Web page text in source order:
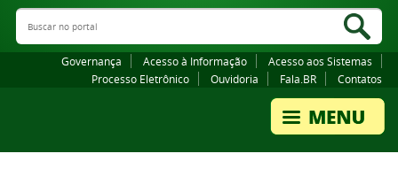
Canais
Buscar no portal
Governança Acesso à Informação
Acesso aos Sistemas
Processo Eletrônico
Ouvidoria Fala.BR Contatos